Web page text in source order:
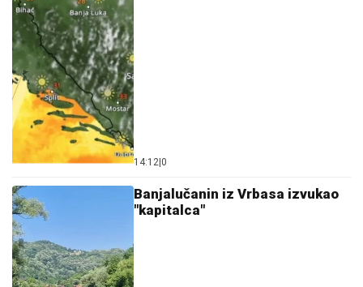
14:12|0
Banjalučanin iz Vrbasa izvukao
"kapitalca"